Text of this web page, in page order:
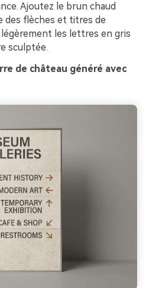
Ajoutez le brun chaud
des flèches et titres de
les lettres en gris
sculptée.
de château généré avec